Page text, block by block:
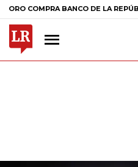
BANCO DE LA REPÚBLICA $